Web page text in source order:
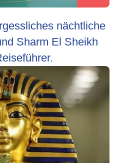
nächtliche
Sharm El Sheikh